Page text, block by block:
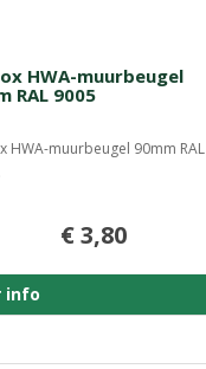
HWA-muurbeugel
RAL 9005
HWA-muurbeugel 90mm RAL
€ 3,80
info